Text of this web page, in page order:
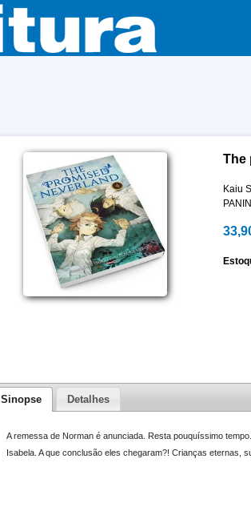
The
Kaiu
Sinopse Detalhes
A remessa de Norman é anunciada. Resta pouquíssimo
Isabela. A que conclusão eles chegaram?! Crianças eternas,